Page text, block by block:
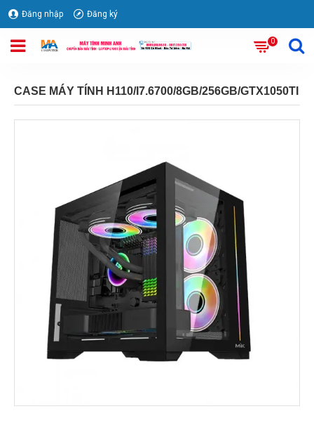
Đăng nhập Đăng ký
0
CASE MÁY TÍNH H110/I7.6700/8GB/256GB/GTX1050TI